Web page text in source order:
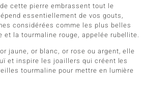
cette pierre embrassent tout le
essentiellement de vos gouts,
considérées comme les plus belles
et la tourmaline rouge, appelée rubellite.
jaune, or blanc, or rose ou argent, elle
et inspire les joaillers qui créent les
tourmaline pour mettre en lumière